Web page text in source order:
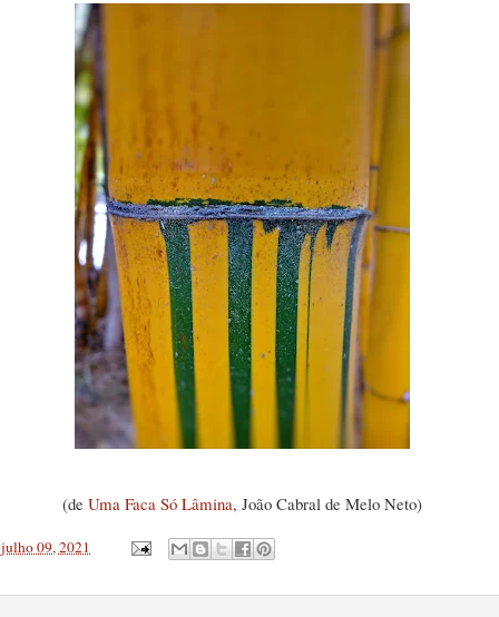
(de Uma Faca Só Lâmina, João Cabral de Melo Neto)
julho 09, 2021